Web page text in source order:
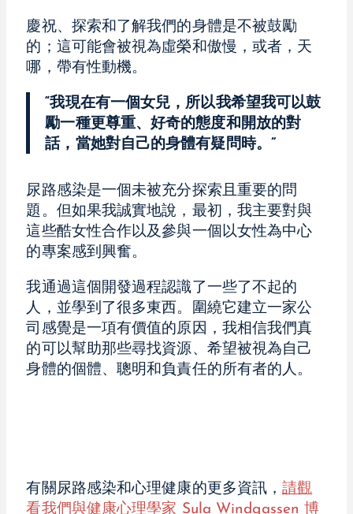
慶祝、探索和了解我們的身體是不被鼓勵
的；這可能會被視為虛榮和傲慢，或者，天
哪，帶有性動機。
“我現在有一個女兒，所以我希望我可以鼓
勵一種更尊重、好奇的態度和開放的對
話，當她對自己的身體有疑問時。 ”
尿路感染是一個未被充分探索且重要的問
題。但如果我誠實地說，最初，我主要對與
這些酷女性合作以及參與一個以女性為中心
的專案感到興奮。
我通過這個開發過程認識了一些了不起的
人，並學到了很多東西。圍繞它建立一家公
司感覺是一項有價值的原因，我相信我們真
的可以幫助那些尋找資源、希望被視為自己
身體的個體、聰明和負責任的所有者的人。
有關尿路感染和心理健康的更多資訊，請觀
看我們與健康心理學家 Sula Windgassen 博